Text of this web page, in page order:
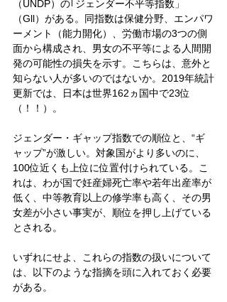
（UNDP）の｢ジェンダー不平等指数」
（Gll）がある。同指数は保健分野、エンパワ
ーメント（能力開化）、労働市場の3つの側
面から構成され、男女の不平等による人間開
発の可能性の損失を示す。こちらは、意外と
知らない人が多いのではないか。2019年統計
更新では、日本は世界162ヵ国中で23位
（！！）。
ジェンダー・ギャップ指数での順位と、“ギ
ャップ”が激しい。対象国がより多いのに、
100位近くも上位に位置付けられている。こ
れは、わが国で妊産婦死亡率や若年出産率が
低く、中等教育以上の修学率も高く、その男
女差が小さい事実が、順位を押し上げている
とされる。
いずれにせよ、これらの指数の扱いについて
は、以下のような指摘を頭に入れておく必要
がある。